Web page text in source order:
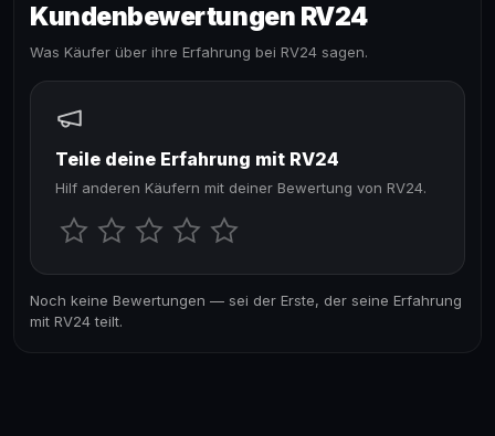
Kundenbewertungen RV24
Was Käufer über ihre Erfahrung bei RV24 sagen.
Teile deine Erfahrung mit RV24
Hilf anderen Käufern mit deiner Bewertung von RV24.
Noch keine Bewertungen — sei der Erste, der seine Erfahrung
mit RV24 teilt.